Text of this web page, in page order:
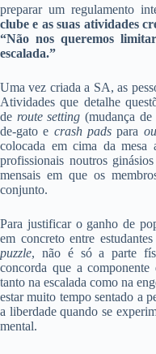
preparar um regulamento
clube e as suas atividades
“Não nos queremos
escalada.”
Uma vez criada a SA, as
Atividades que detalhe
de route setting(mudança
de-gato e crash padspara
colocada em cima da mesa
profissionais noutros
mensais em que os
conjunto.
Para justificar o ganho de
em concreto entre
puzzle, não é só a parte
concorda que a componente
tanto na escalada como na
estar muito tempo sentado a
a liberdade quando se
mental.